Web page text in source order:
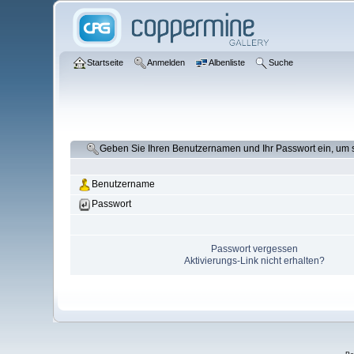
Startseite Anmelden Albenliste Suche
Geben Sie Ihren Benutzernamen und Ihr Passwort ein, um
Benutzername
Passwort
Passwort vergessen
Aktivierungs-Link nicht erhalten?